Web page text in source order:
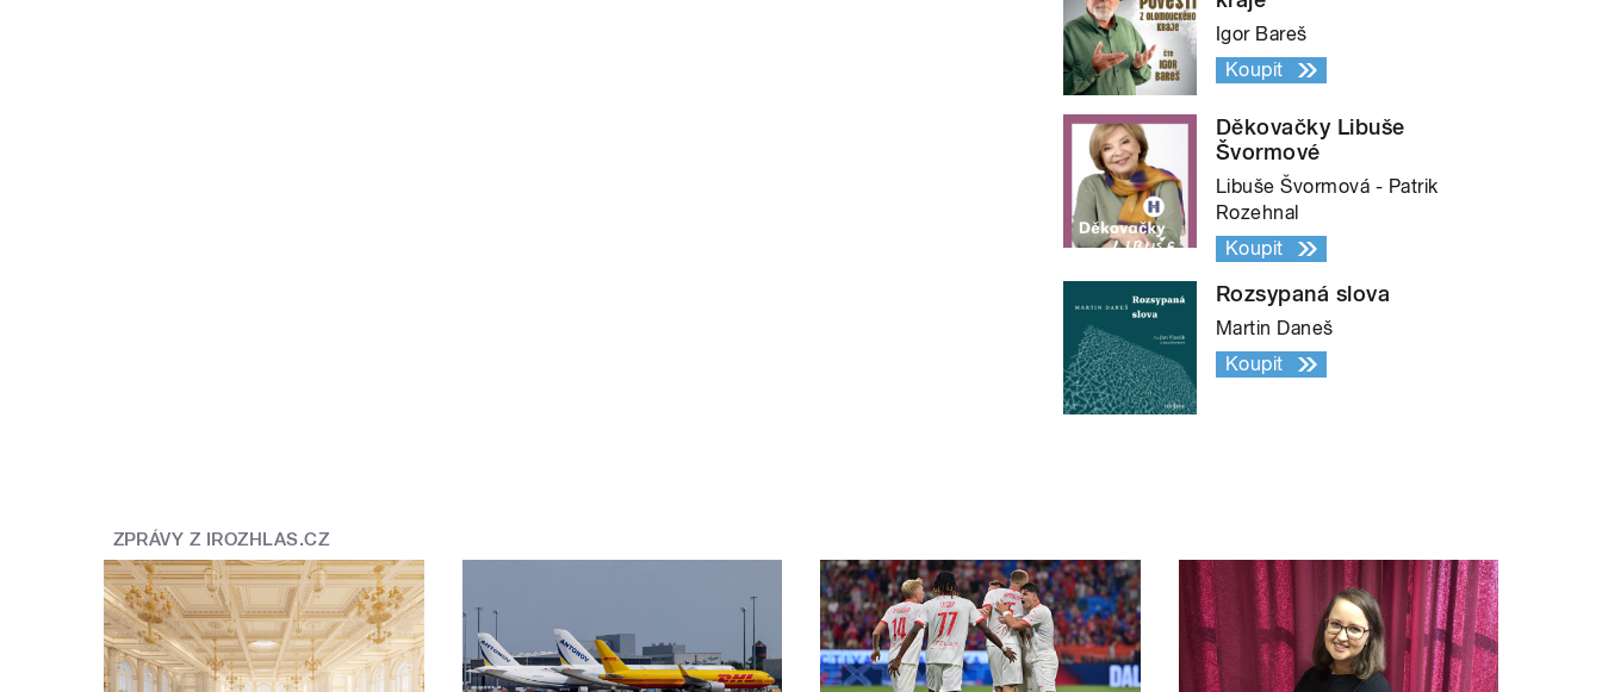
Igor Bareš
Koupit
Děkovačky Libuše
Švormové
Libuše Švormová - Patrik
Rozehnal
Koupit
Rozsypaná slova
Martin Daneš
Koupit
ZPRÁVY Z IROZHLAS.CZ